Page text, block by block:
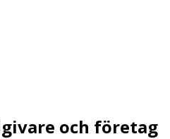
och företag